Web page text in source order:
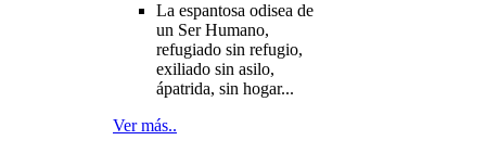
La espantosa odisea de
un Ser Humano,
refugiado sin refugio,
exiliado sin asilo,
ápatrida, sin hogar...
Ver más..